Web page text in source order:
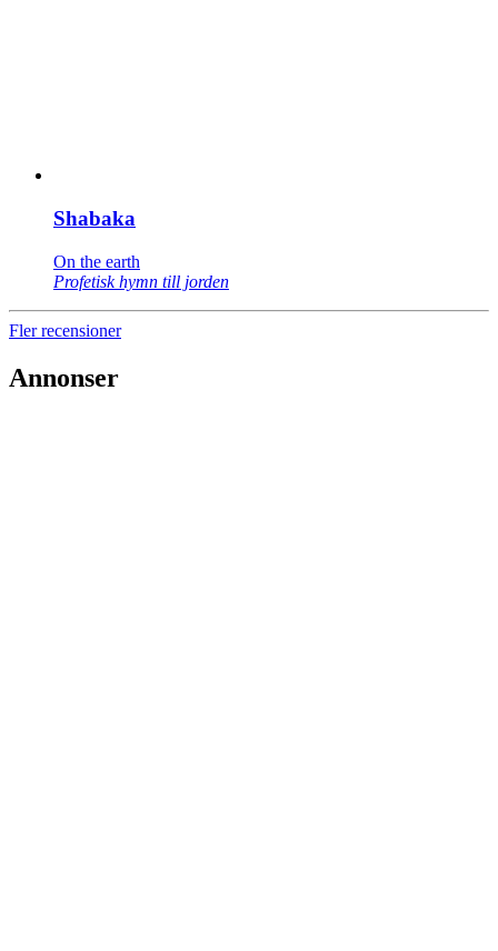
Shabaka
On the earth
Profetisk hymn till jorden
Fler recensioner
Annonser